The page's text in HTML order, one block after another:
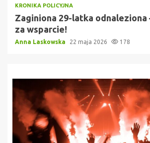
KRONIKA POLICYJNA
Zaginiona 29-latka odnaleziona
za wsparcie!
Anna Laskowska 22 maja 2026 178